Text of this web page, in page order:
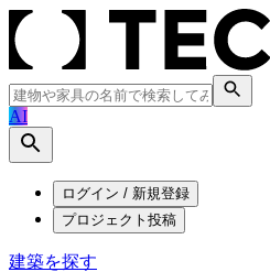
AI
ログイン / 新規登録
プロジェクト投稿
建築を探す